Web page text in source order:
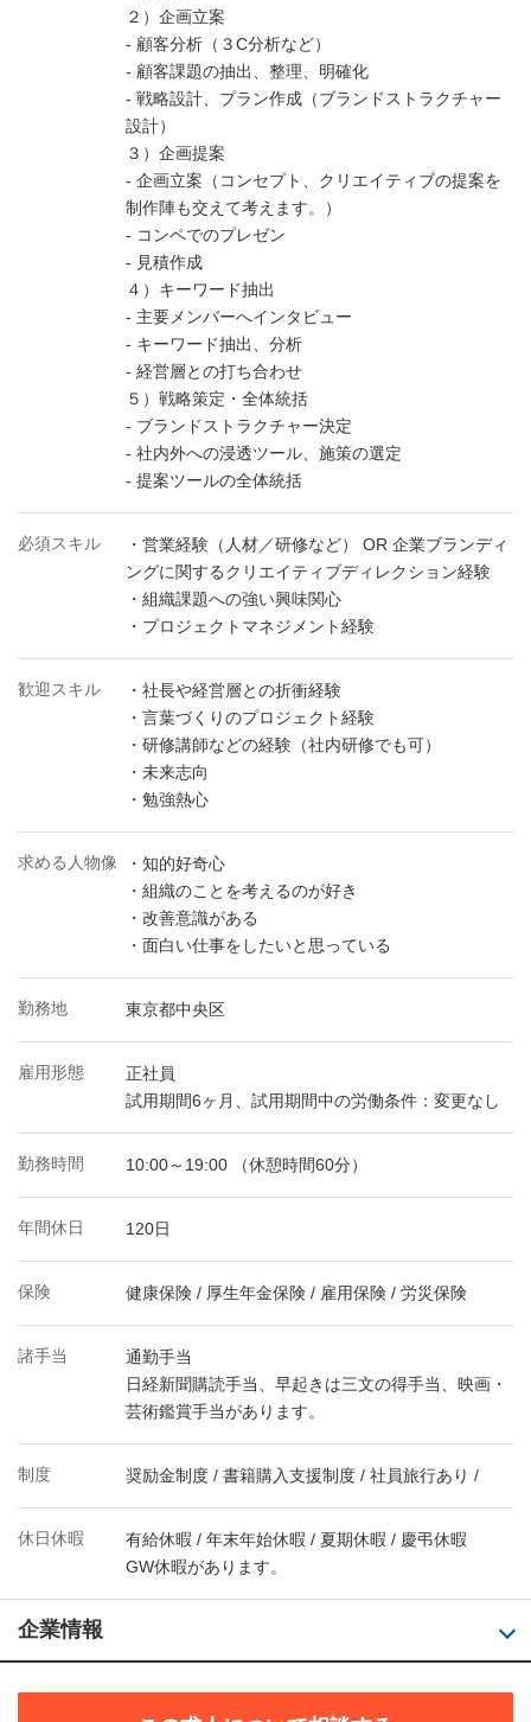
２）企画立案
- 顧客分析（３C分析など）
- 顧客課題の抽出、整理、明確化
- 戦略設計、プラン作成（ブランドストラクチャー
設計）
３）企画提案
- 企画立案（コンセプト、クリエイティブの提案を
制作陣も交えて考えます。）
- コンペでのプレゼン
- 見積作成
４）キーワード抽出
- 主要メンバーへインタビュー
- キーワード抽出、分析
- 経営層との打ち合わせ
５）戦略策定・全体統括
- ブランドストラクチャー決定
- 社内外への浸透ツール、施策の選定
- 提案ツールの全体統括
必須スキル
・営業経験（人材／研修など） OR 企業ブランディ
ングに関するクリエイティブディレクション経験
・組織課題への強い興味関心
・プロジェクトマネジメント経験
歓迎スキル
・社長や経営層との折衝経験
・言葉づくりのプロジェクト経験
・研修講師などの経験（社内研修でも可）
・未来志向
・勉強熱心
求める人物像
・知的好奇心
・組織のことを考えるのが好き
・改善意識がある
・面白い仕事をしたいと思っている
勤務地 東京都中央区
雇用形態
正社員
試用期間6ヶ月、試用期間中の労働条件：変更なし
勤務時間 10:00～19:00 （休憩時間60分）
年間休日 120日
保険 健康保険 / 厚生年金保険 / 雇用保険 / 労災保険
諸手当
通勤手当
日経新聞購読手当、早起きは三文の得手当、映画・
芸術鑑賞手当があります。
制度 奨励金制度 / 書籍購入支援制度 / 社員旅行あり /
休日休暇
有給休暇 / 年末年始休暇 / 夏期休暇 / 慶弔休暇
GW休暇があります。
企業情報